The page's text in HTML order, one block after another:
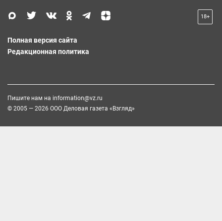
18+
Полная версия сайта
Редакционная политика
Пишите нам на information@vz.ru
© 2005 — 2026 ООО Деловая газета «Взгляд»